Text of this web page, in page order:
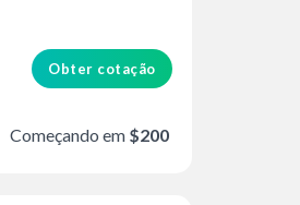
Obter cotação
Começando em $200